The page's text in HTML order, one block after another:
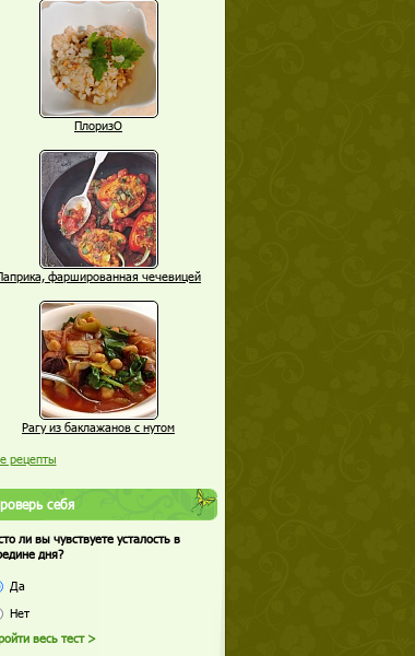
ПлоризО
фаршированная чечевицей
Рагу из баклажанов с нутом
рецепты
себя
ли вы чувствуете усталость в
дня?
Да
Нет